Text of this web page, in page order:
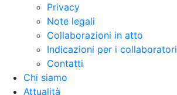
Privacy
Note legali
Collaborazioni in atto
Indicazioni per i collaboratori
Contatti
Chi siamo
Attualità